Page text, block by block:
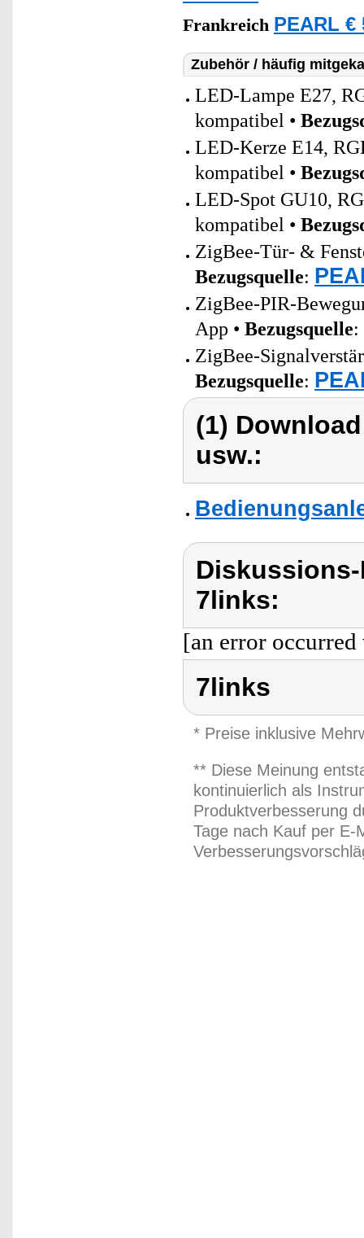
Frankreich PEARL €
Zubehör / häufig
LED-Lampe E27,
kompatibel •
LED-Kerze E14,
kompatibel •
LED-Spot GU10,
kompatibel •
ZigBee-Tür- &
Bezugsquelle:
ZigBee-PIR-
App • Bezugsquelle:
ZigBee-
Bezugsquelle:
(1)
usw.:
7links:
[an error
7links
* Preise inklusive
** Diese Meinung
kontinuierlich als
Produktverbesserung
Tage nach Kauf per E-